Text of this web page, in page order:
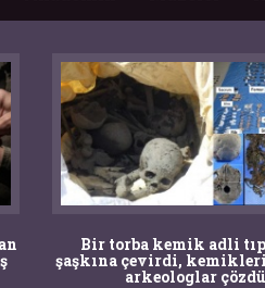
Bir torba kemik adli
şaşkına çevirdi,
arkeologlar çözdü